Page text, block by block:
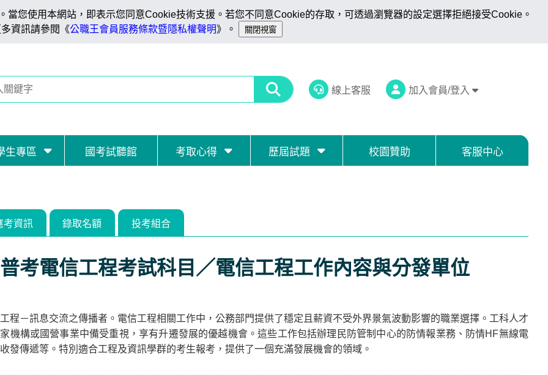
您使用本網站，即表示您同意Cookie技術支援。若您不同意Cookie的存取，可透過瀏覽器的設定選擇拒絕接受Cookie。
資訊請參閱《公職王會員服務條款暨隱私權聲明》。
線上客服 加入會員/登入
生專區 國考試聽館 考取心得 歷屆試題 校園贊助 客服中心
考資訊 錄取名額 投考組合
考電信工程考試科目／電信工程工作內容與分發單位
程－訊息交流之傳播者。電信工程相關工作中，公務部門提供了穩定且薪資不受外界景氣波動影響的職業選擇。工科人才
機構或國營事業中備受重視，享有升遷發展的優越機會。這些工作包括辦理民防管制中心的防情報業務、防情HF無線電
發傳遞等。特別適合工程及資訊學群的考生報考，提供了一個充滿發展機會的領域。